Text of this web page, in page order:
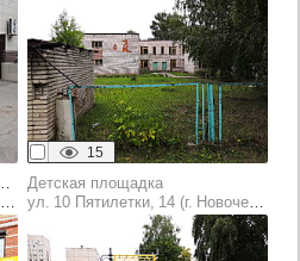
15
Детская площадка
ул. 10 Пятилетки, 14 (г. Новочебоксарск)